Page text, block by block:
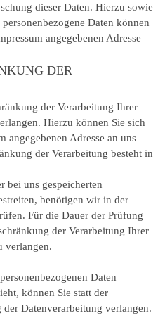
dieser Daten. Hierzu sowie
Daten können
angegebenen Adresse
DER
der Verarbeitung Ihrer
Hierzu können Sie sich
angegebenen Adresse an uns
der Verarbeitung besteht in
bei uns gespeicherten
benötigen wir in der
Für die Dauer der Prüfung
der Verarbeitung Ihrer
verlangen.
Daten
können Sie statt der
Datenverarbeitung verlangen.